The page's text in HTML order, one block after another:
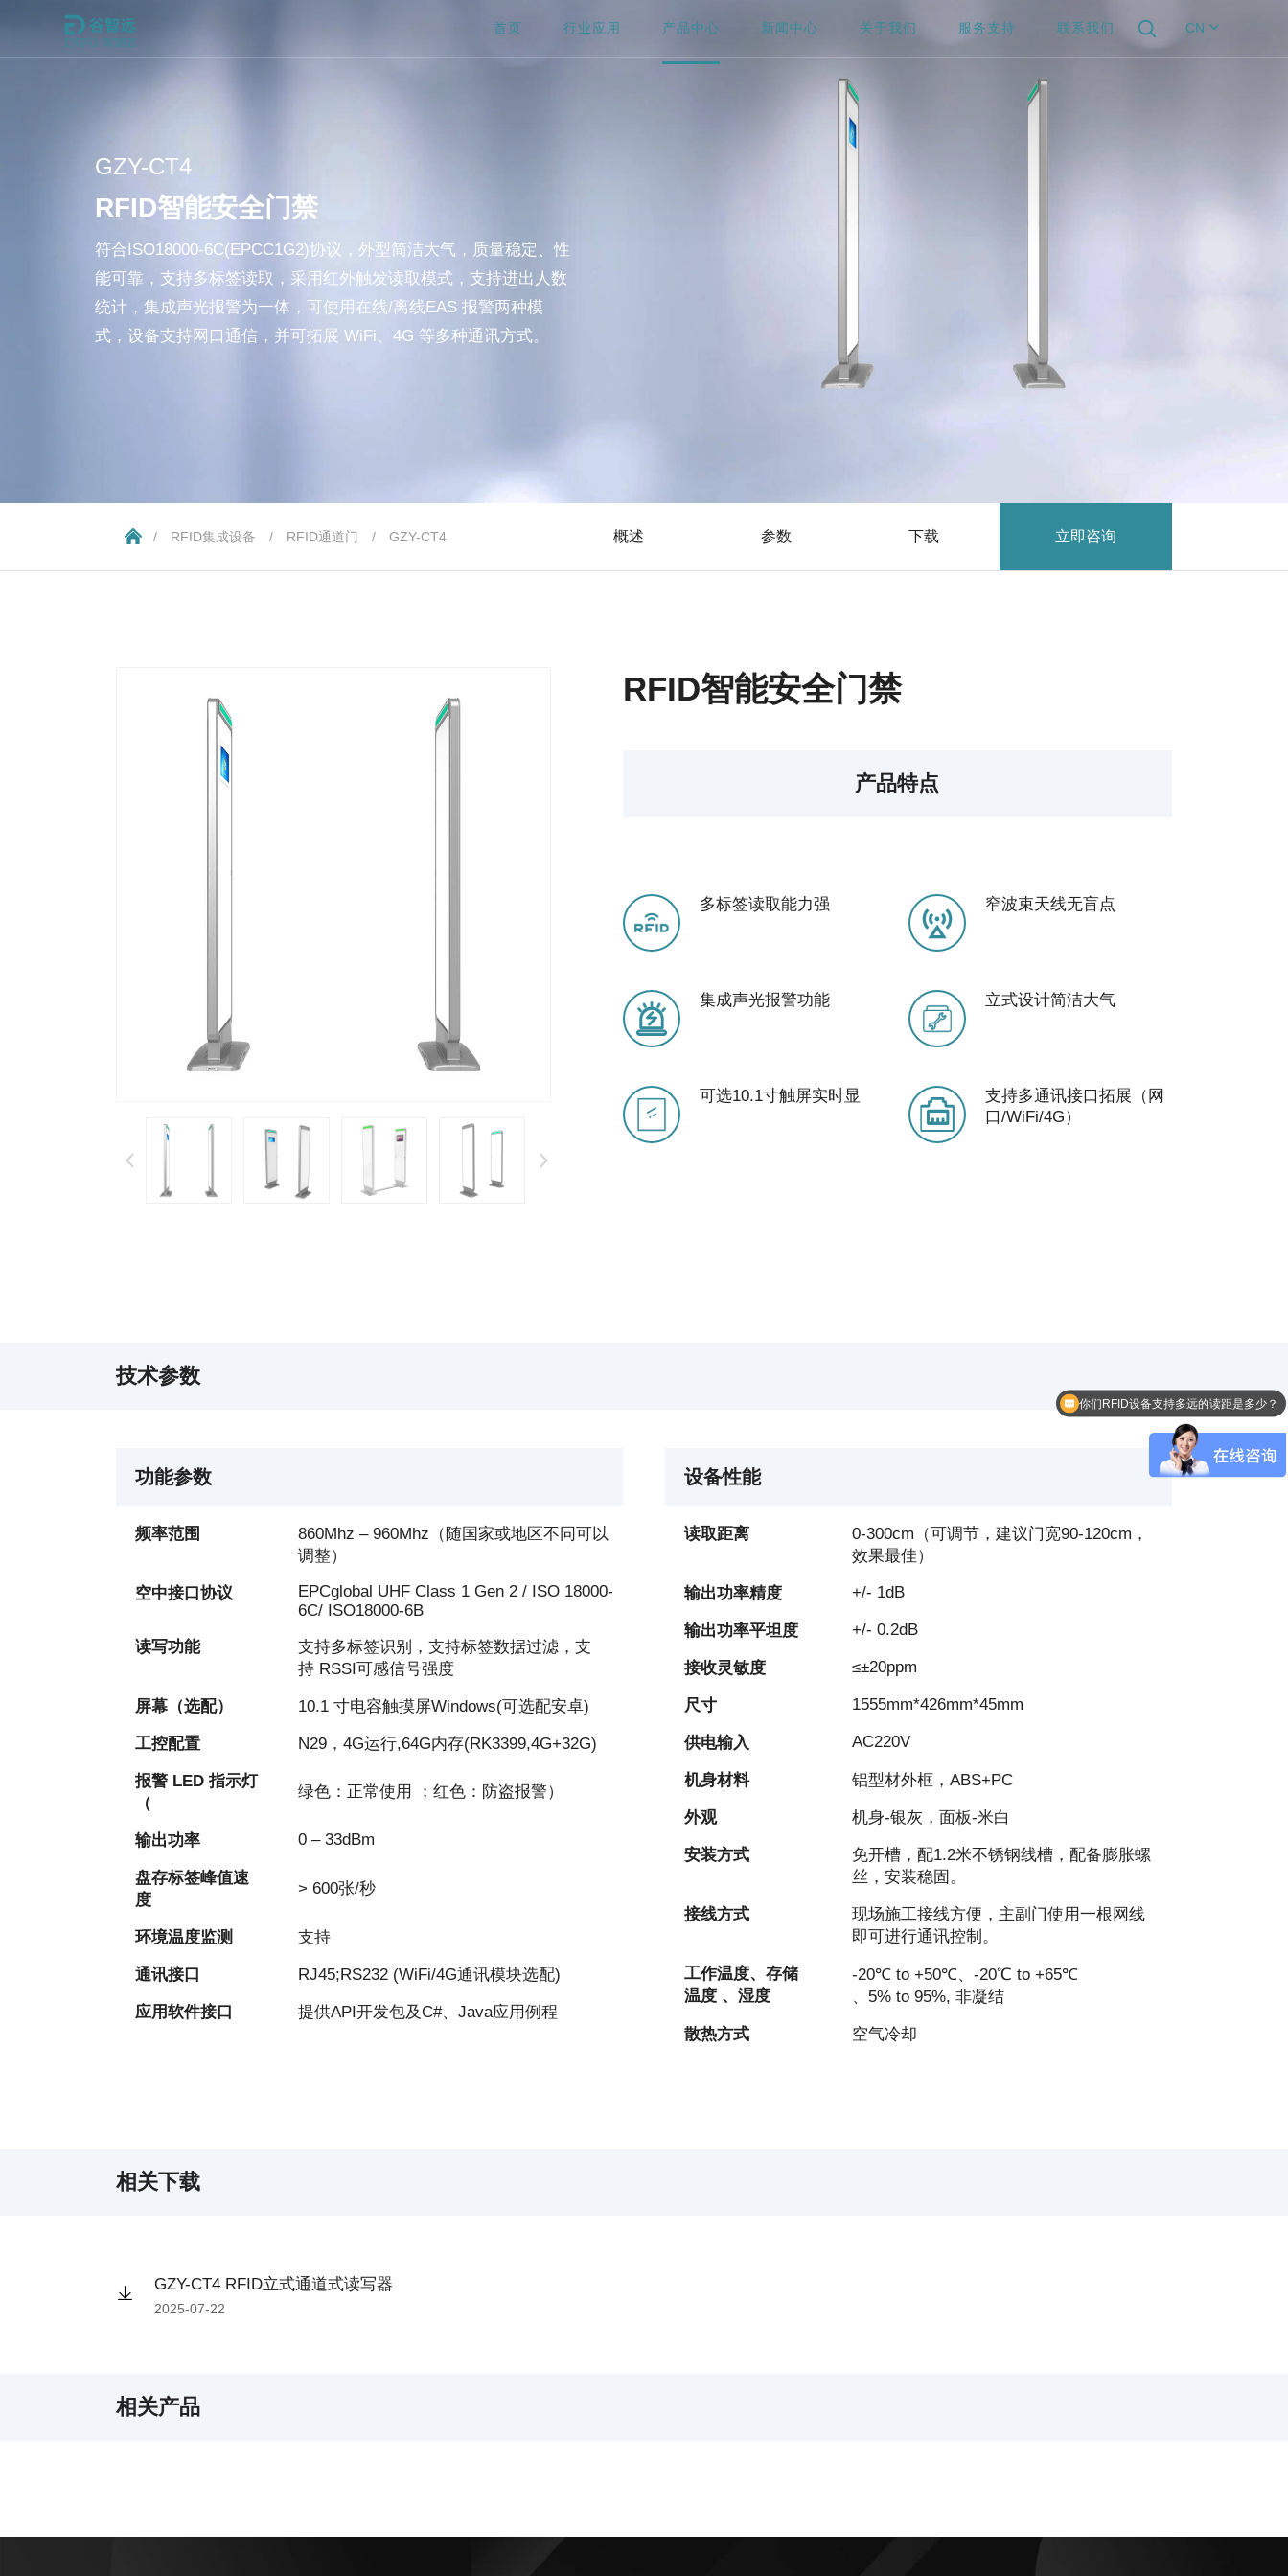
CN
首页 行业应用 产品中心 新闻中心 关于我们 服务支持 联系我们
GZY-CT4
RFID智能安全门禁
符合ISO18000-6C(EPCC1G2)协议，外型简洁大气，质量稳定、性
能可靠，支持多标签读取，采用红外触发读取模式，支持进出人数
统计，集成声光报警为一体，可使用在线/离线EAS 报警两种模
式，设备支持网口通信，并可拓展 WiFi、4G 等多种通讯方式。
概述 参数 下载 立即咨询
/ RFID集成设备 / RFID通道门 / GZY-CT4
RFID智能安全门禁
产品特点
多标签读取能力强 窄波束天线无盲点
集成声光报警功能 立式设计简洁大气
可选10.1寸触屏实时显
支持多通讯接口拓展（网
口/WiFi/4G）
技术参数
功能参数
频率范围
860Mhz – 960Mhz（随国家或地区不同可以
调整）
空中接口协议
EPCglobal UHF Class 1 Gen 2 / ISO 18000-
6C/ ISO18000-6B
读写功能
支持多标签识别，支持标签数据过滤，支
持 RSSI可感信号强度
屏幕（选配） 10.1 寸电容触摸屏Windows(可选配安卓)
工控配置 N29，4G运行,64G内存(RK3399,4G+32G)
报警 LED 指示灯
（
绿色：正常使用 ；红色：防盗报警）
输出功率 0 – 33dBm
盘存标签峰值速
度
> 600张/秒
环境温度监测 支持
通讯接口 RJ45;RS232 (WiFi/4G通讯模块选配)
应用软件接口 提供API开发包及C#、Java应用例程
设备性能
读取距离
0-300cm（可调节，建议门宽90-120cm，
效果最佳）
输出功率精度 +/- 1dB
输出功率平坦度 +/- 0.2dB
接收灵敏度 ≤±20ppm
尺寸 1555mm*426mm*45mm
供电输入 AC220V
机身材料 铝型材外框，ABS+PC
外观 机身-银灰，面板-米白
安装方式
免开槽，配1.2米不锈钢线槽，配备膨胀螺
丝，安装稳固。
接线方式
现场施工接线方便，主副门使用一根网线
即可进行通讯控制。
工作温度、存储
温度 、湿度
-20℃ to +50℃、-20℃ to +65℃
、5% to 95%, 非凝结
散热方式 空气冷却
相关下载
GZY-CT4 RFID立式通道式读写器
2025-07-22
相关产品
你们RFID设备支持多远的读距是多少？